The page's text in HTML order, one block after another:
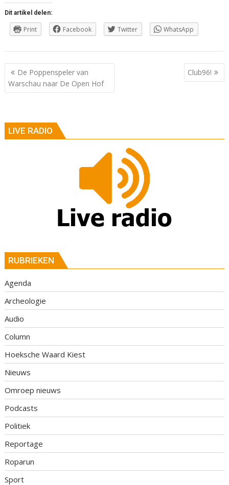
Dit artikel delen:
Print Facebook Twitter WhatsApp
Berichtnavigatie
De Poppenspeler van
Warschau naar De Open Hof
Club96!
LIVE RADIO
RUBRIEKEN
Agenda
Archeologie
Audio
Column
Hoeksche Waard Kiest
Nieuws
Omroep nieuws
Podcasts
Politiek
Reportage
Roparun
Sport